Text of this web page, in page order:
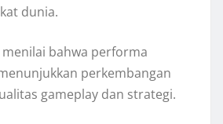
dunia.
bahwa performa
perkembangan
gameplay dan strategi.